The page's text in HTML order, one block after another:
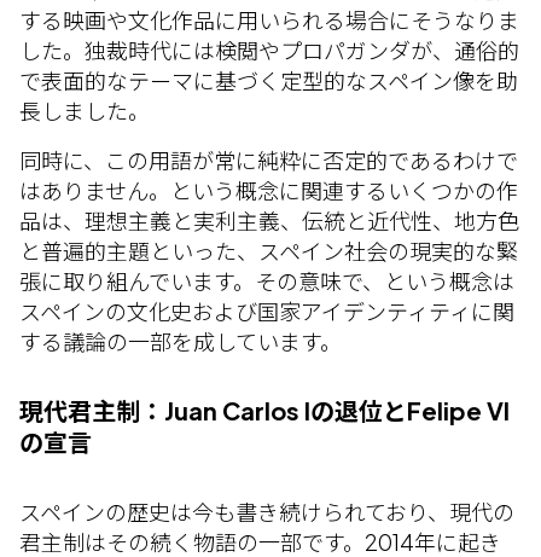
する映画や文化作品に用いられる場合にそうなりま
した。独裁時代には検閲やプロパガンダが、通俗的
で表面的なテーマに基づく定型的なスペイン像を助
長しました。
同時に、この用語が常に純粋に否定的であるわけで
はありません。という概念に関連するいくつかの作
品は、理想主義と実利主義、伝統と近代性、地方色
と普遍的主題といった、スペイン社会の現実的な緊
張に取り組んでいます。その意味で、という概念は
スペインの文化史および国家アイデンティティに関
する議論の一部を成しています。
現代君主制：Juan Carlos Iの退位とFelipe VI
の宣言
スペインの歴史は今も書き続けられており、現代の
君主制はその続く物語の一部です。2014年に起き